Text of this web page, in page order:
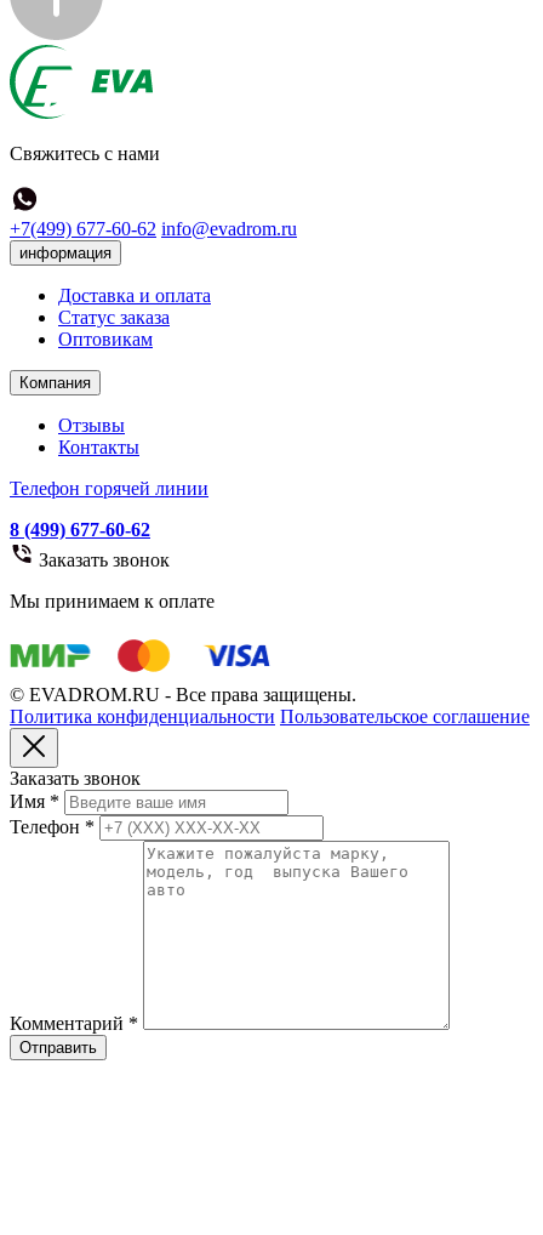
Свяжитесь с нами
+7(499) 677-60-62 info@evadrom.ru
информация
Доставка и оплата
Статус заказа
Оптовикам
Компания
Отзывы
Контакты
Телефон горячей линии
8 (499) 677-60-62
Заказать звонок
Мы принимаем к оплате
© EVADROM.RU - Все права защищены.
Политика конфиденциальности Пользовательское соглашение
Заказать звонок
Имя *
Телефон *
Комментарий *
Отправить